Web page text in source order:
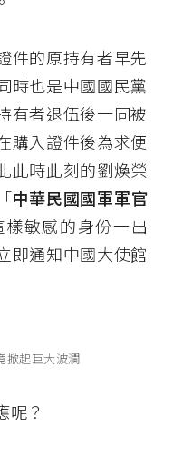
件的原持有者早先
時也是中國國民黨
有者退伍後一同被
購入證件後為求便
此時此刻的劉煥榮
中華民國國軍軍官
樣敏感的身份一出
即通知中國大使館
掀起巨大波瀾
呢？